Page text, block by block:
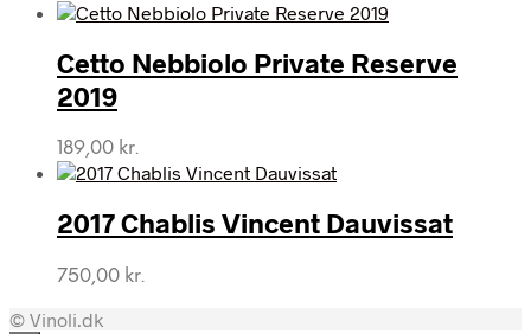
Cetto Nebbiolo Private Reserve
2019
189,00 kr.
2017 Chablis Vincent Dauvissat
750,00 kr.
© Vinoli.dk